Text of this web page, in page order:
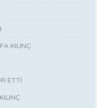
KILINÇ
ETTİ